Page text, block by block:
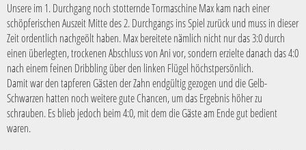
Unsere im 1. Durchgang noch stotternde Tormaschine Max kam nach einer
schöpferischen Auszeit Mitte des 2. Durchgangs ins Spiel zurück und muss in dieser
Zeit ordentlich nachgeölt haben. Max bereitete nämlich nicht nur das 3:0 durch
einen überlegten, trockenen Abschluss von Ani vor, sondern erzielte danach das 4:0
nach einem feinen Dribbling über den linken Flügel höchstpersönlich.
Damit war den tapferen Gästen der Zahn endgültig gezogen und die Gelb-
Schwarzen hatten noch weitere gute Chancen, um das Ergebnis höher zu
schrauben. Es blieb jedoch beim 4:0, mit dem die Gäste am Ende gut bedient
waren.